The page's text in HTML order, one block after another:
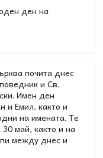
ден на
почита днес
и Св.
Имен ден
и Емил, както и
на имената. Те
май, както и на
между днес и